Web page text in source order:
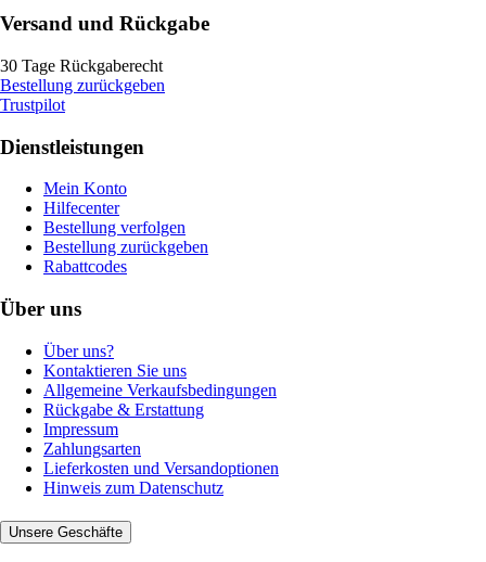
Versand und Rückgabe
30 Tage Rückgaberecht
Bestellung zurückgeben
Trustpilot
Dienstleistungen
Mein Konto
Hilfecenter
Bestellung verfolgen
Bestellung zurückgeben
Rabattcodes
Über uns
Über uns?
Kontaktieren Sie uns
Allgemeine Verkaufsbedingungen
Rückgabe & Erstattung
Impressum
Zahlungsarten
Lieferkosten und Versandoptionen
Hinweis zum Datenschutz
Unsere Geschäfte